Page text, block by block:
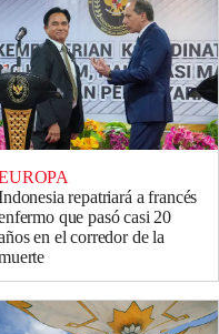
repatriará a francés
que pasó casi 20
en el corredor de la